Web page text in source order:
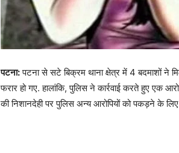
पटना:पटना से सटे बिक्रम थाना क्षेत्र में 4 बदमाशों ने
फरार हो गए. हालांकि, पुलिस ने कार्रवाई करते हुए एक
की निशानदेही पर पुलिस अन्य आरोपियों को पकड़ने के लिए